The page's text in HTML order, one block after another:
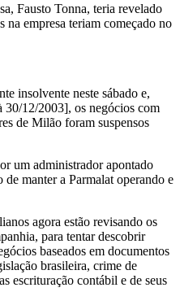
Fausto Tonna, teria revelado
na empresa teriam começado no
insolvente neste sábado e,
30/12/2003], os negócios com
de Milão foram suspensos
um administrador apontado
manter a Parmalat operando e
agora estão revisando os
para tentar descobrir
baseados em documentos
brasileira, crime de
escrituração contábil e de seus